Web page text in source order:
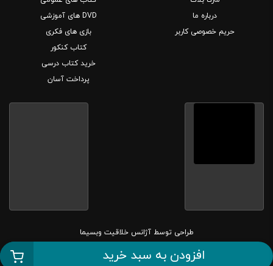
افزودن به سبد خرید
درباره ما
حریم خصوصی کاربر
DVD های آموزشی
بازی های فکری
کتاب کنکور
خرید کتاب درسی
پرداخت آسان
طراحی توسطآژانس خلاقیت وبسیما
کلیه حقوق این سایت متعلق به بانک کتاب مارکا می باشد.